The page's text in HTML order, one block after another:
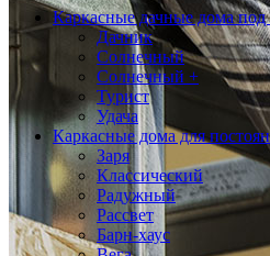
Каркасные дачные дома
Дачник
Солнечный
Солнечный +
Турист
Удача
Каркасные дома для
Заря
Классический
Радужный
Рассвет
Барн-хаус